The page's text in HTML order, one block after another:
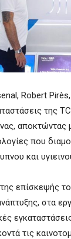
Robert
της
αποκτώντας
που
και
επίσκεψής
στα
τις